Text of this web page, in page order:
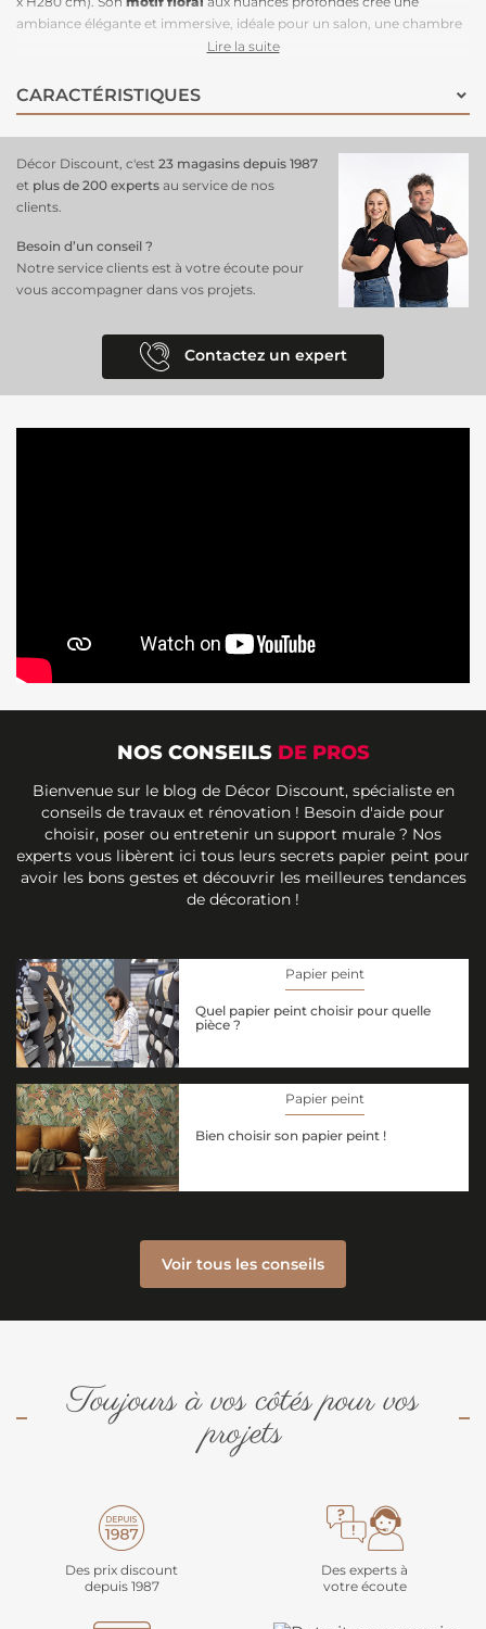
ambiance élégante et immersive, idéale pour un salon, une chambre
ou un bureau au style chic et raffiné. Conçu pour une pose facile et
installation propre et sans effort. Grâce à son raccordable à l’infini, il
permet de recouvrir de grandes surfaces sans rupture visuelle pour
pour une décoration à la fois moderne et intemporelle.
Lire la suite
CARACTÉRISTIQUES
Décor Discount, c'est 23 magasins depuis 1987
et plus de 200 experts au service de nos
clients.
Besoin d’un conseil ?
Notre service clients est à votre écoute pour
vous accompagner dans vos projets.
Contactez un expert
NOS CONSEILS DE PROS
Bienvenue sur le blog de Décor Discount, spécialiste en
conseils de travaux et rénovation ! Besoin d'aide pour
choisir, poser ou entretenir un support murale ? Nos
experts vous libèrent ici tous leurs secrets papier peint pour
avoir les bons gestes et découvrir les meilleures tendances
de décoration !
Papier peint
Quel papier peint choisir pour quelle
pièce ?
Papier peint
Bien choisir son papier peint !
Voir tous les conseils
Toujours à vos côtés pour vos
projets
Des prix discount
depuis 1987
Des experts à
votre écoute